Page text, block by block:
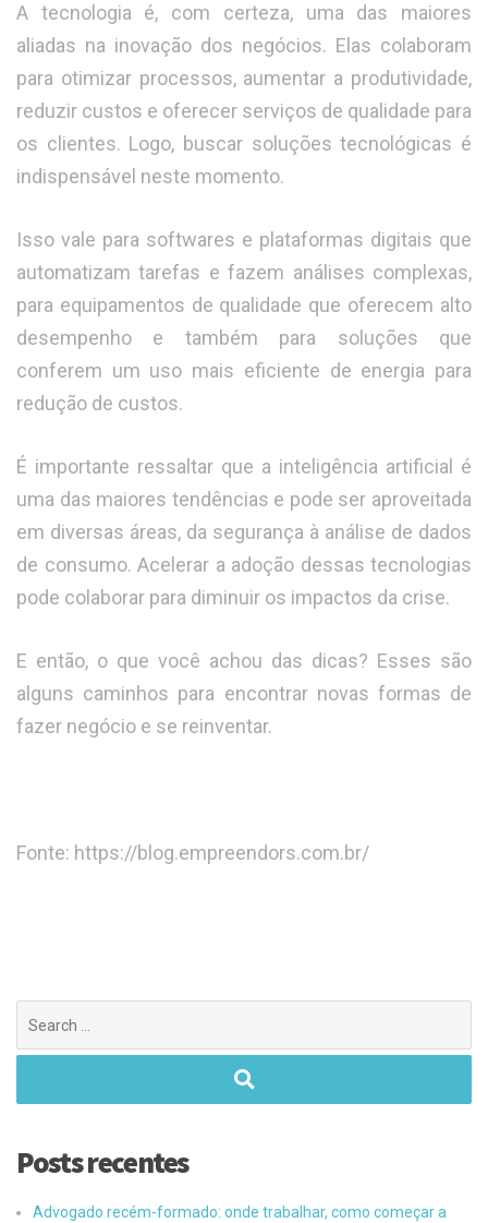
A tecnologia é, com certeza, uma das maiores
aliadas na inovação dos negócios. Elas colaboram
para otimizar processos, aumentar a produtividade,
reduzir custos e oferecer serviços de qualidade para
os clientes. Logo, buscar soluções tecnológicas é
indispensável neste momento.
Isso vale para softwares e plataformas digitais que
automatizam tarefas e fazem análises complexas,
para equipamentos de qualidade que oferecem alto
desempenho e também para soluções que
conferem um uso mais eficiente de energia para
redução de custos.
É importante ressaltar que a inteligência artificial é
uma das maiores tendências e pode ser aproveitada
em diversas áreas, da segurança à análise de dados
de consumo. Acelerar a adoção dessas tecnologias
pode colaborar para diminuir os impactos da crise.
E então, o que você achou das dicas? Esses são
alguns caminhos para encontrar novas formas de
fazer negócio e se reinventar.
Fonte: https://blog.empreendors.com.br/
Posts recentes
Advogado recém-formado: onde trabalhar, como começar a